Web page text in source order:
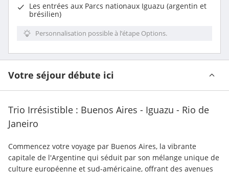
Les entrées aux Parcs nationaux Iguazu (argentin et
brésilien)
Personnalisation possible à l’étape Options.
Votre séjour débute ici
Trio Irrésistible : Buenos Aires - Iguazu - Rio de
Janeiro
Commencez votre voyage par Buenos Aires, la vibrante
capitale de l'Argentine qui séduit par son mélange unique de
culture européenne et sud-américaine, offrant des avenues